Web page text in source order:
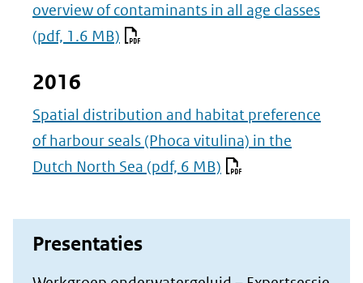
overview of contaminants in all age classes
(pdf, 1.6 MB)
2016
Spatial distribution and habitat preference
of harbour seals (Phoca vitulina) in the
Dutch North Sea (pdf, 6 MB)
Presentaties